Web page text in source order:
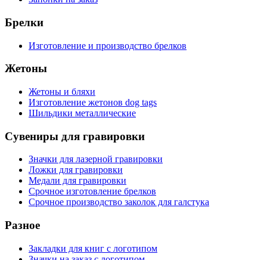
Брелки
Изготовление и производство брелков
Жетоны
Жетоны и бляхи
Изготовление жетонов dog tags
Шильдики металлические
Сувениры для гравировки
Значки для лазерной гравировки
Ложки для гравировки
Медали для гравировки
Срочное изготовление брелков
Срочное производство заколок для галстука
Разное
Закладки для книг с логотипом